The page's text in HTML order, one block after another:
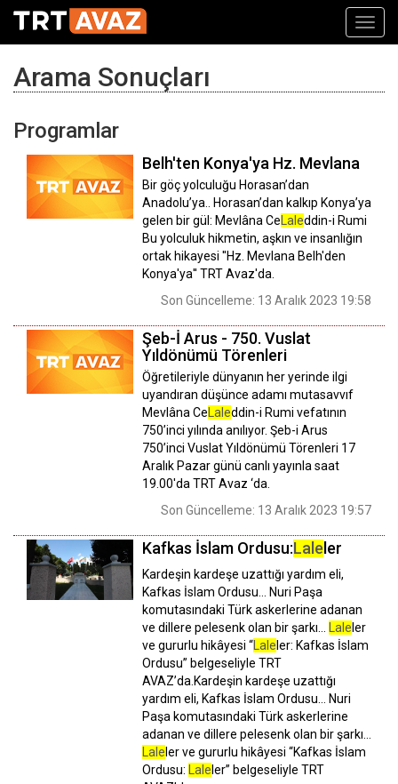
Arama Sonuçları
Programlar
Belh'ten Konya'ya Hz. Mevlana
Bir göç yolculuğu Horasan’dan
Anadolu’ya.. Horasan’dan kalkıp Konya’ya
gelen bir gül: Mevlâna Ce Laleddin-i Rumi
Bu yolculuk hikmetin, aşkın ve insanlığın
ortak hikayesi ''Hz. Mevlana Belh'den
Konya'ya'' TRT Avaz'da.
Son Güncelleme: 13 Aralık 2023 19:58
Şeb-İ Arus - 750. Vuslat
Yıldönümü Törenleri
Öğretileriyle dünyanın her yerinde ilgi
uyandıran düşünce adamı mutasavvıf
Mevlâna Ce Laleddin-i Rumi vefatının
750’inci yılında anılıyor. Şeb-i Arus
750’inci Vuslat Yıldönümü Törenleri 17
Aralık Pazar günü canlı yayınla saat
19.00'da TRT Avaz ‘da.
Son Güncelleme: 13 Aralık 2023 19:57
Kafkas İslam Ordusu:Lale ler
Kardeşin kardeşe uzattığı yardım eli,
Kafkas İslam Ordusu… Nuri Paşa
komutasındaki Türk askerlerine adanan
ve dillere pelesenk olan bir şarkı…
Lale ler
ve gururlu hikâyesi “ Lale ler: Kafkas İslam
Ordusu” belgeseliyle TRT
AVAZ’da.Kardeşin kardeşe uzattığı
yardım eli, Kafkas İslam Ordusu… Nuri
Paşa komutasındaki Türk askerlerine
adanan ve dillere pelesenk olan bir şarkı…
Lale ler ve gururlu hikâyesi “Kafkas İslam
Ordusu:
Lale ler” belgeseliyle TRT